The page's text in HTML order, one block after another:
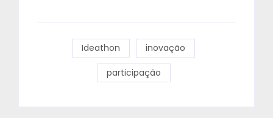
Ideathon inovação
participação